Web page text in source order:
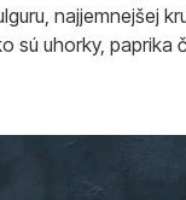
najjemnejšej
uhorky, paprika